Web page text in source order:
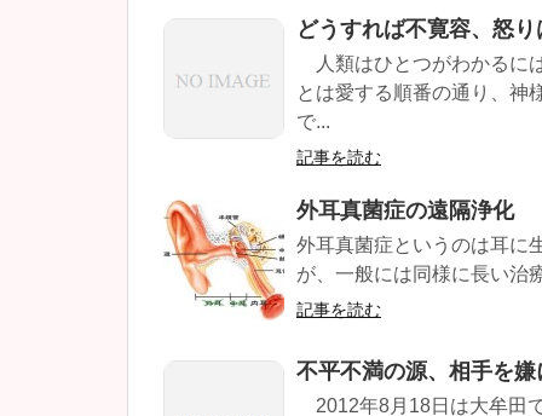
どうすれば不寛容、怒
人類はひとつがわかるに
とは愛する順番の通り、神
で...
記事を読む
外耳真菌症の遠隔浄化
外耳真菌症というのは耳に
が、一般には同様に長い治
記事を読む
不平不満の源、相手を
2012年8月18日は大牟田